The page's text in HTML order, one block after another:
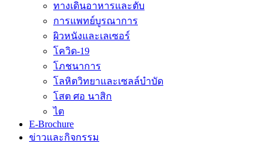
ทางเดินอาหารและตับ
การแพทย์บูรณาการ
ผิวหนังและเลเซอร์
โควิด-19
โภชนาการ
โลหิตวิทยาและเซลล์บำบัด
โสต ศอ นาสิก
ไต
E-Brochure
ข่าวและกิจกรรม